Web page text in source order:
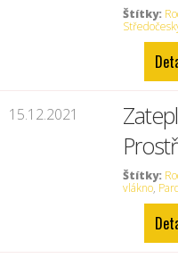
Štítky:
15.12.2021
Štítky:
vlákno,